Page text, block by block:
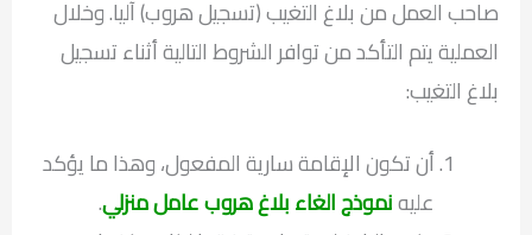
صاحب العمل من بلاغ التغيب (تسجيل هروب) آليا. وخلال
العملية يتم التأكد من توافر الشروط التالية أثناء تسجيل
بلاغ التغيب:
أن تكون الإقامة سارية المفعول، وهذا ما يؤكد
عليهنموذج الغاء بلاغ هروب عامل منزلي.